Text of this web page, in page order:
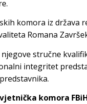
komora iz država
Romana
stručne
integritet
komora